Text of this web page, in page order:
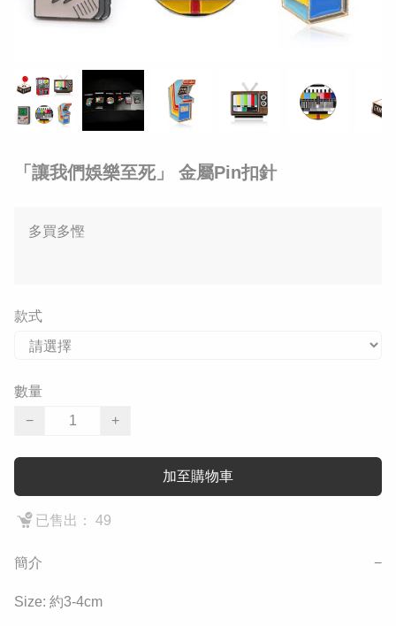
「讓我們娛樂至死」 金屬Pin扣針
多買多慳
款式
數量
−
+
加至購物車
已售出： 49
簡介 −
Size: 約3-4cm